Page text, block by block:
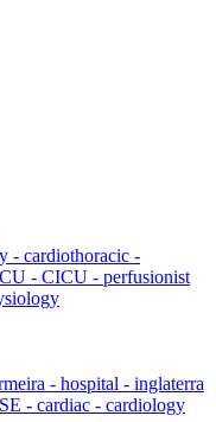
- cardiothoracic -
- CICU - perfusionist
- hospital - inglaterra
- cardiac - cardiology